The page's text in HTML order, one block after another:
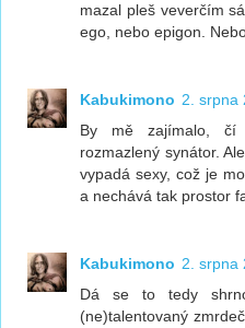
mazal pleš veverčím
ego, nebo epigon.
Kabukimono 2. srpna
By mě zajímalo,
rozmazlený synátor.
vypadá sexy, což je
a nechává tak prostor
Kabukimono 2. srpna
Dá se to tedy
(ne)talentovaný